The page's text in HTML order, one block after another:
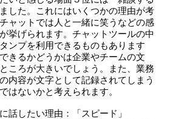
した。これにはいくつかの理由が考
ャットでは人と一緒に笑うなどの感
挙げられます。チャットツールの中
ンプを利用できるものもあります
きるかどうかは企業やチームの文
ころが大きいでしょう。また、業務
内容が文字として記録されてしまう
はないかと考えられます。
話したい理由：「スピード」